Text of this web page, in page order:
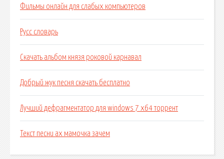
Фильмы онлайн для слабых компьютеров
Русс словарь
Скачать альбом князя роковой карнавал
Добрый жук песня скачать бесплатно
Лучший дефрагментатор для windows 7 x64 торрент
Текст песни ах мамочка зачем